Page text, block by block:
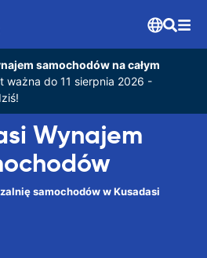
samochodów na całym
ważna do 11 sierpnia 2026 -
Wynajem
samochodów w Kusadasi